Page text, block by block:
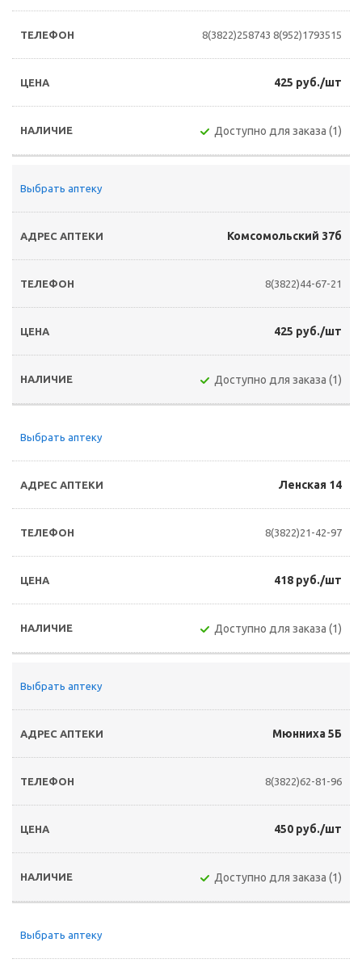
8(3822)258743 8(952)1793515
425 руб./шт
Доступно для заказа (1)
Выбрать аптеку
Комсомольский 37б
8(3822)44-67-21
425 руб./шт
Доступно для заказа (1)
Выбрать аптеку
Ленская 14
8(3822)21-42-97
418 руб./шт
Доступно для заказа (1)
Выбрать аптеку
Мюнниха 5Б
8(3822)62-81-96
450 руб./шт
Доступно для заказа (1)
Выбрать аптеку